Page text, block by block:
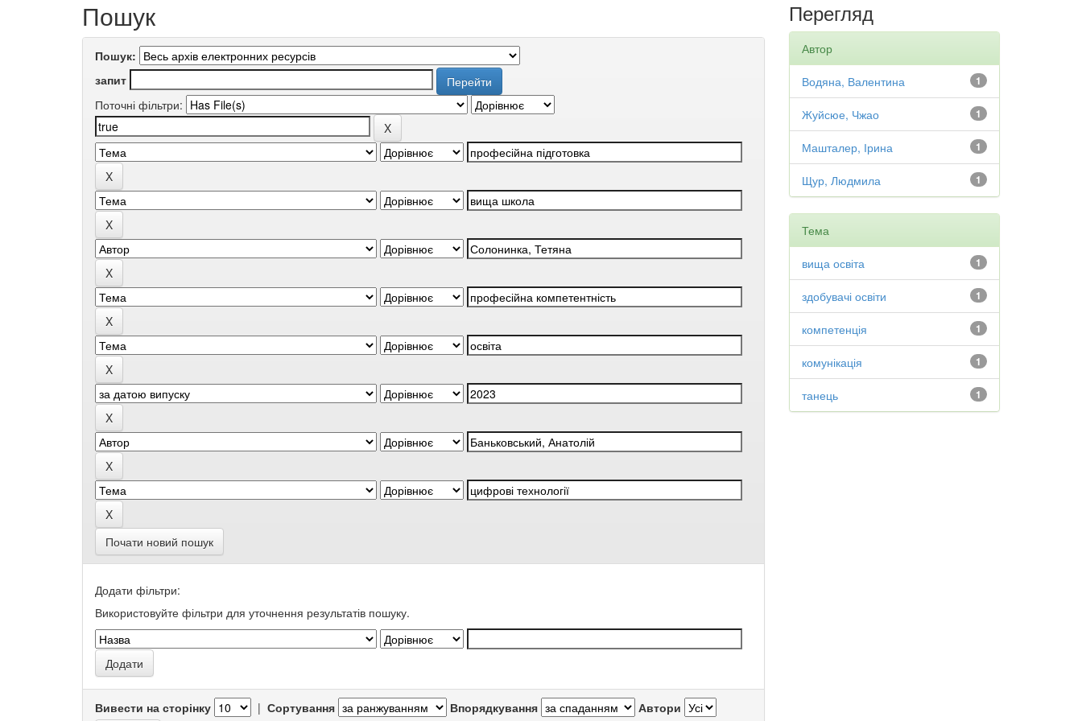
Пошук
Пошук:
запит
Поточні фільтри:
Почати новий пошук
Додати фільтри:
Використовуйте фільтри для уточнення результатів пошуку.
Вивести на сторінку | Сортування Впорядкування Автори
Перегляд
Автор
1
Водяна, Валентина
1
Жуйсюе, Чжао
1
Машталер, Ірина
1
Щур, Людмила
Тема
1
вища освіта
1
здобувачі освіти
1
компетенція
1
комунікація
1
танець